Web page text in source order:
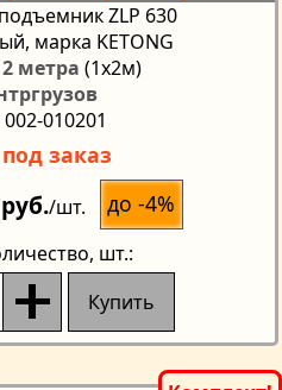
ZLP 630
марка KETONG
2 метра (1х2м)
010201
заказ
/шт. до -4%
, шт.:
Купить